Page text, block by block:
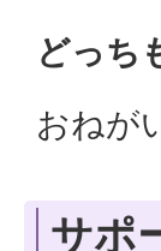
どっち
おねが
サポ